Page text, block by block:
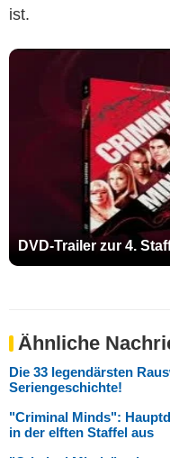
ist.
DVD-Trailer zur 4.
Ähnliche
Die 33 legendärsten
Seriengeschichte!
"Criminal Minds":
in der elften Staffel aus